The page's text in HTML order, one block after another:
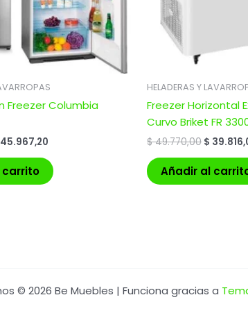
Freezer Columbia
45.967,20
carrito
HELADERAS Y
Freezer Horizontal
Curvo Briket FR
$49.770,00 $
Añadir al
© 2026 Be Muebles | Funciona gracias a